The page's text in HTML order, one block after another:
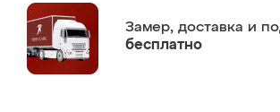
Замер, доставка и
бесплатно